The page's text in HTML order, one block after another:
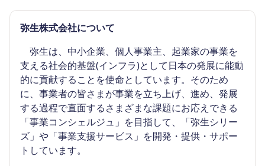
弥生株式会社について
弥生は、中小企業、個人事業主、起業家の事業を
支える社会的基盤(インフラ)として日本の発展に能動
的に貢献することを使命としています。そのため
に、事業者の皆さまが事業を立ち上げ、進め、発展
する過程で直面するさまざまな課題にお応えできる
「事業コンシェルジュ」を目指して、「弥生シリー
ズ」や「事業支援サービス」を開発・提供・サポー
トしています。